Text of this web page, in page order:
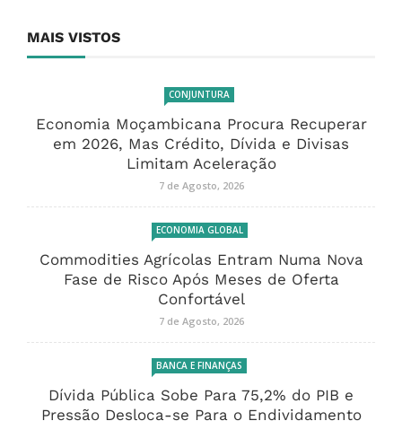
MAIS VISTOS
CONJUNTURA
Economia Moçambicana Procura Recuperar
em 2026, Mas Crédito, Dívida e Divisas
Limitam Aceleração
7 de Agosto, 2026
ECONOMIA GLOBAL
Commodities Agrícolas Entram Numa Nova
Fase de Risco Após Meses de Oferta
Confortável
7 de Agosto, 2026
BANCA E FINANÇAS
Dívida Pública Sobe Para 75,2% do PIB e
Pressão Desloca-se Para o Endividamento